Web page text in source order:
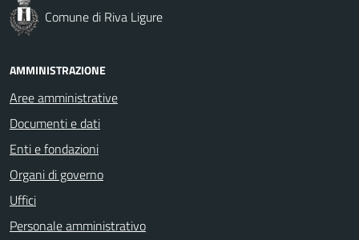
Comune di Riva Ligure
AMMINISTRAZIONE
Aree amministrative
Documenti e dati
Enti e fondazioni
Organi di governo
Uffici
Personale amministrativo